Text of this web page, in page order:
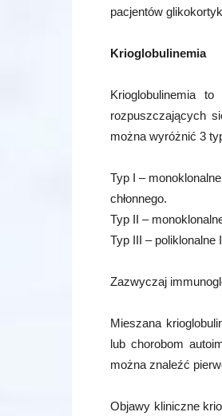
pacjentów
Krioglobulinemia
Krioglobulinemia
rozpuszczających
można wyróżnić 3
Typ I –
chłonnego.
Typ II –
Typ III – poliklonalne
Zazwyczaj
Mieszana
lub chorobom
można znaleźć
Objawy kliniczne